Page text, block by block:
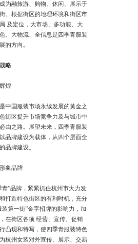
为融旅游、购物、休闲、展示于
。根据街区的地理环境和街区市
及定位，大市场、多功能、大
、大物流、全信息是四季青服装
的方向。
略
煌
中国服装市场永续发展的黄金之
街区提升市场竞争力及与城市中
由之路。展望未来，四季青服装
品牌建设为载体，从四个层面全
品牌建设。
象品牌
”品牌，紧紧抓住杭州市大力发
打造特色街区的有利时机，充分
装第一街”金字招牌的影响力，加
在街区各项 经营、宣传、促销
凸现和特写，使四季青服装特色
杭州女装对外宣传、展示、交易